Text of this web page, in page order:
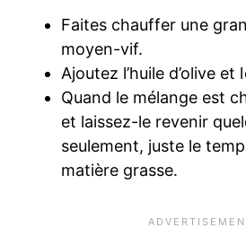
Faites chauffer une
moyen-vif.
Ajoutez l’huile d’olive et
Quand le mélange est
et laissez-le revenir
seulement, juste le
matière grasse.